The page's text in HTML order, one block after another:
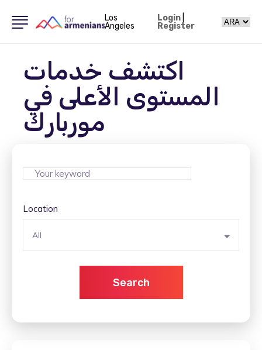
Los
Angeles
Login|
Register
اكتشف خدمات
المستوى الأعلى في
موربارك
Location
All
Search